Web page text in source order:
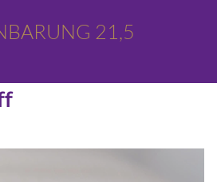
21,5